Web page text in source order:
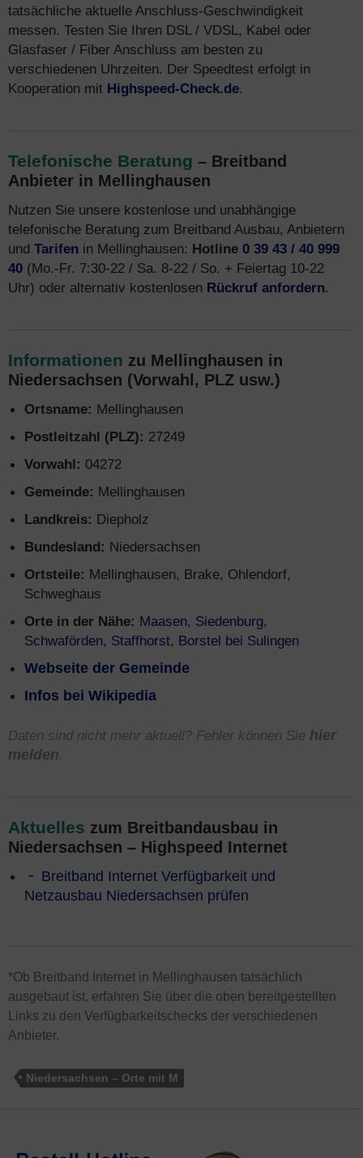
tatsächliche aktuelle Anschluss-Geschwindigkeit
messen. Testen Sie Ihren DSL / VDSL, Kabel oder
Glasfaser / Fiber Anschluss am besten zu
verschiedenen Uhrzeiten. Der Speedtest erfolgt in
Kooperation mit Highspeed-Check.de.
Telefonische Beratung – Breitband
Anbieter in Mellinghausen
Nutzen Sie unsere kostenlose und unabhängige
telefonische Beratung zum Breitband Ausbau, Anbietern
und Tarifen in Mellinghausen: Hotline 0 39 43 / 40 999
40 (Mo.-Fr. 7:30-22 / Sa. 8-22 / So. + Feiertag 10-22
Uhr) oder alternativ kostenlosen Rückruf anfordern.
Informationen zu Mellinghausen in
Niedersachsen (Vorwahl, PLZ usw.)
Ortsname: Mellinghausen
Postleitzahl (PLZ): 27249
Vorwahl: 04272
Gemeinde: Mellinghausen
Landkreis: Diepholz
Bundesland: Niedersachsen
Ortsteile: Mellinghausen, Brake, Ohlendorf,
Schweghaus
Orte in der Nähe: Maasen, Siedenburg,
Schwaförden, Staffhorst, Borstel bei Sulingen
Webseite der Gemeinde
Infos bei Wikipedia
Daten sind nicht mehr aktuell? Fehler können Sie hier
melden.
Aktuelles zum Breitbandausbau in
Niedersachsen – Highspeed Internet
Breitband Internet Verfügbarkeit und
Netzausbau Niedersachsen prüfen
*Ob Breitband Internet in Mellinghausen tatsächlich
ausgebaut ist, erfahren Sie über die oben bereitgestellten
Links zu den Verfügbarkeitschecks der verschiedenen
Anbieter.
Niedersachsen – Orte mit M